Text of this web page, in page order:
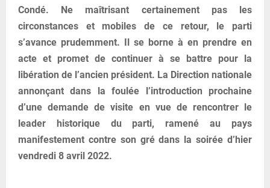
Condé. Ne maîtrisant certainement pas les
circonstances et mobiles de ce retour, le parti
s’avance prudemment. Il se borne à en prendre en
acte et promet de continuer à se battre pour la
libération de l’ancien président. La Direction nationale
annonçant dans la foulée l’introduction prochaine
d’une demande de visite en vue de rencontrer le
leader historique du parti, ramené au pays
manifestement contre son gré dans la soirée d’hier
vendredi 8 avril 2022.